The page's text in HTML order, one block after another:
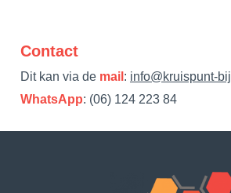
Contact
Dit kan via de mail : info@kruispunt-
WhatsApp: (06) 124 223 84